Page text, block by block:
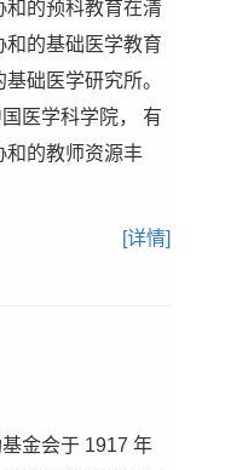
的预科教育在清
的基础医学教育
础医学研究所。
医学科学院， 有
和的教师资源丰
[详情]
金会于 1917 年